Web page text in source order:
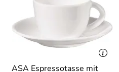
ASA Espressotasse mit